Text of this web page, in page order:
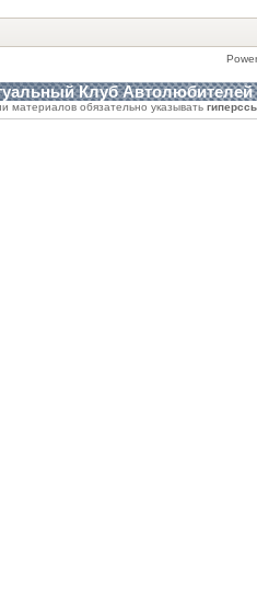
Клуб Автолюбителей
материалов обязательно указывать